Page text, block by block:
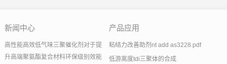
新闻中心
高性能高效低气味三聚催化剂对于提
升高端聚氨酯复合材料环保级别效能
产品应用
粘结力改善助剂nt add as3228.pdf
低游离度tdi三聚体的合成